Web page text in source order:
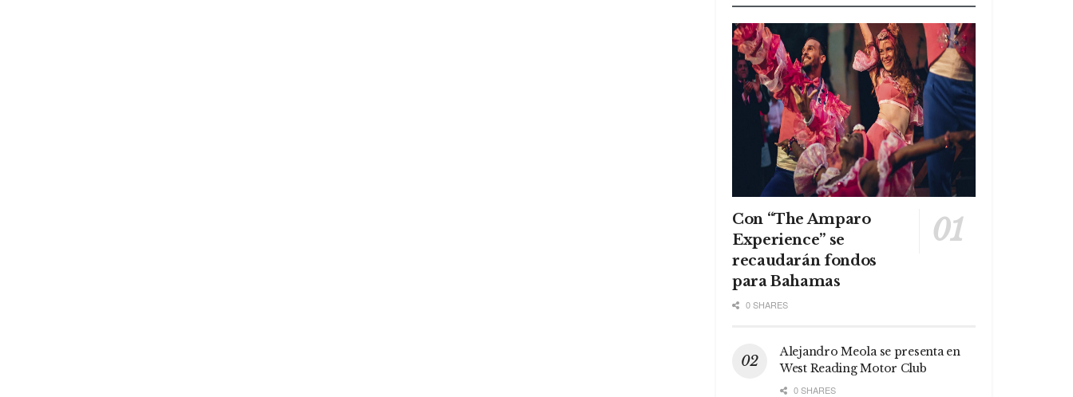
Con “The Amparo
Experience” se
recaudarán fondos
para Bahamas
0 SHARES
Alejandro Meola se presenta en
West Reading Motor Club
0 SHARES